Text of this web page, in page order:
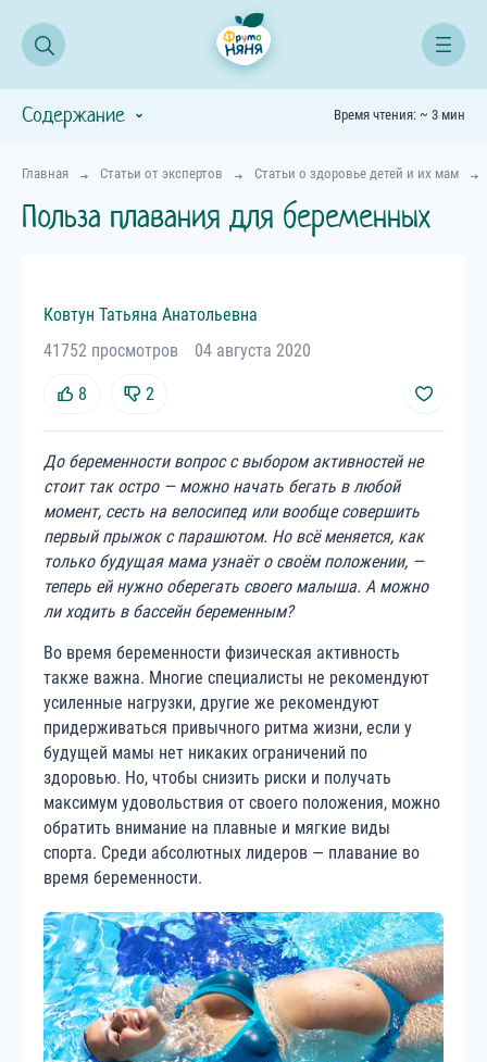
Главная Статьи от экспертов Статьи о здоровье детей и их мам
Польза плавания для беременных
Ковтун Татьяна Анатольевна
41752 просмотров
04 августа 2020
8 2
До беременности вопрос с выбором активностей не
стоит так остро — можно начать бегать в любой
момент, сесть на велосипед или вообще совершить
первый прыжок с парашютом. Но всё меняется, как
только будущая мама узнаёт о своём положении, —
теперь ей нужно оберегать своего малыша. А можно
ли ходить в бассейн беременным?
Во время беременности физическая активность
также важна. Многие специалисты не рекомендуют
усиленные нагрузки, другие же рекомендуют
придерживаться привычного ритма жизни, если у
будущей мамы нет никаких ограничений по
здоровью. Но, чтобы снизить риски и получать
максимум удовольствия от своего положения, можно
обратить внимание на плавные и мягкие виды
спорта. Среди абсолютных лидеров — плавание во
время беременности.
Содержание Время чтения: ~ 3 мин